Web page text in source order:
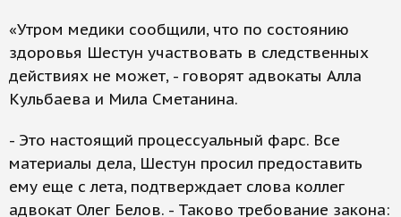
«Утром медики сообщили, что по состоянию
здоровья Шестун участвовать в следственных
действиях не может, - говорят адвокаты Алла
Кульбаева и Мила Сметанина.
- Это настоящий процессуальный фарс. Все
материалы дела, Шестун просил предоставить
ему еще с лета, подтверждает слова коллег
адвокат Олег Белов. - Таково требование закона: